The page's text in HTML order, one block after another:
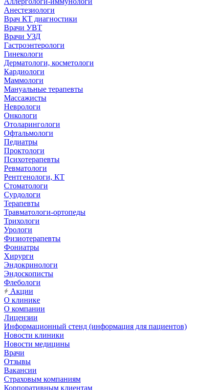
Анестезиологи
Врач КТ диагностики
Врачи УВТ
Врачи УЗД
Гастроэнтерологи
Гинекологи
Дерматологи, косметологи
Кардиологи
Маммологи
Мануальные терапевты
Массажисты
Неврологи
Онкологи
Отоларингологи
Офтальмологи
Педиатры
Проктологи
Психотерапевты
Ревматологи
Рентгенологи, КТ
Стоматологи
Сурдологи
Терапевты
Травматологи-ортопеды
Трихологи
Урологи
Физиотерапевты
Фониатры
Хирурги
Эндокринологи
Эндоскописты
Флебологи
Акции
О клинике
О компании
Лицензии
Информационный стенд (информация для пациентов)
Новости клиники
Новости медицины
Врачи
Отзывы
Вакансии
Страховым компаниям
Корпоративным клиентам